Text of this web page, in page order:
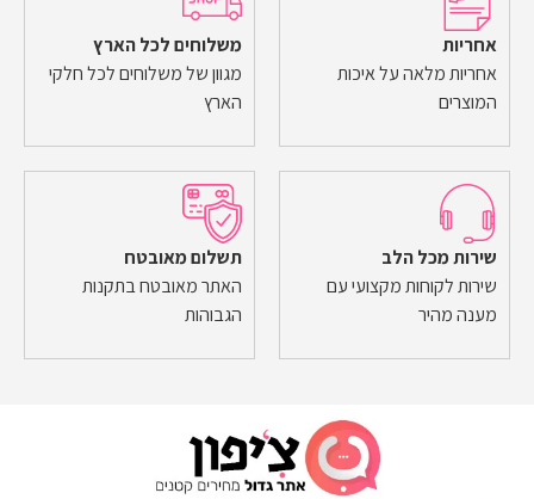
אחריות
אחריות מלאה על איכות
המוצרים
משלוחים לכל הארץ
מגוון של משלוחים לכל חלקי
הארץ
שירות מכל הלב
שירות לקוחות מקצועי עם
מענה מהיר
תשלום מאובטח
האתר מאובטח בתקנות
הגבוהות